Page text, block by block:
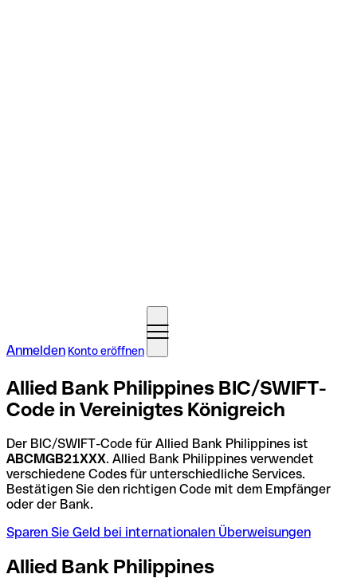
Anmelden Konto eröffnen
Allied Bank Philippines BIC/SWIFT-
Code in Vereinigtes Königreich
Der BIC/SWIFT-Code für Allied Bank Philippines ist
ABCMGB21XXX. Allied Bank Philippines verwendet
verschiedene Codes für unterschiedliche Services.
Bestätigen Sie den richtigen Code mit dem Empfänger
oder der Bank.
Sparen Sie Geld bei internationalen Überweisungen
Allied Bank Philippines